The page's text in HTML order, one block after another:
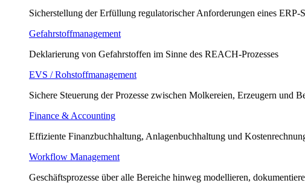
Sicherstellung der Erfüllung regulatorischer Anforderungen eines ERP-
Gefahrstoffmanagement
Deklarierung von Gefahrstoffen im Sinne des REACH-Prozesses
EVS / Rohstoffmanagement
Sichere Steuerung der Prozesse zwischen Molkereien, Erzeugern und
Finance & Accounting
Effiziente Finanzbuchhaltung, Anlagenbuchhaltung und
Workflow Management
Geschäftsprozesse über alle Bereiche hinweg modellieren,